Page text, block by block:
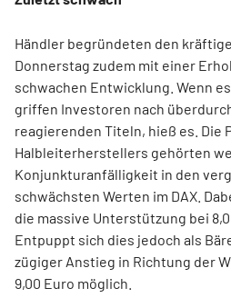
Händler begründeten den
Donnerstag zudem mit einer
schwachen Entwicklung. Wenn
griffen Investoren nach
reagierenden Titeln, hieß es. Die
Halbleiterherstellers gehörten
Konjunkturanfälligkeit in den
schwächsten Werten im DAX.
die massive Unterstützung bei
Entpuppt sich dies jedoch als
zügiger Anstieg in Richtung der
9,00 Euro möglich.